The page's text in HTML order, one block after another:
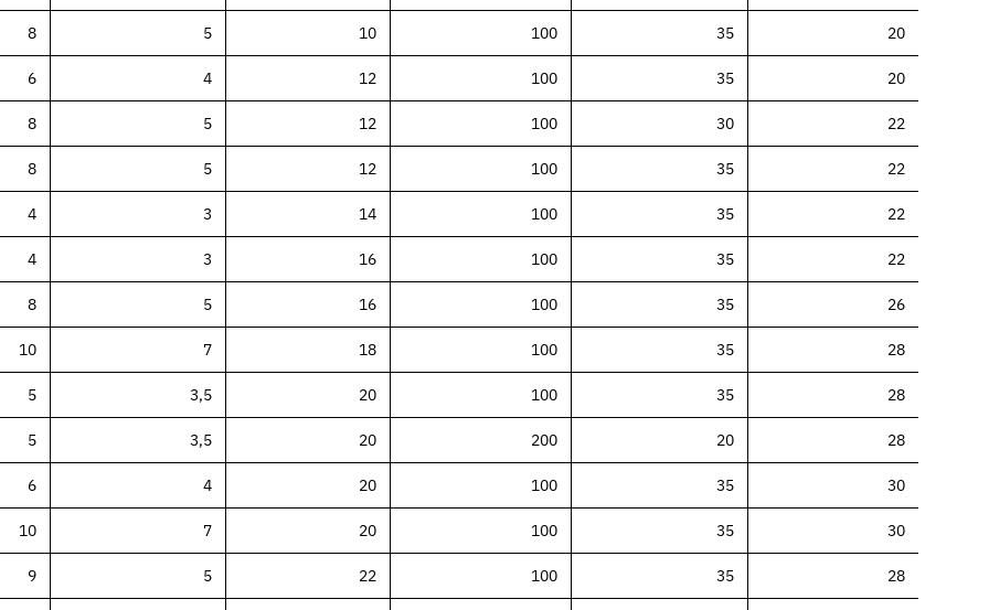
8 5 10 100 35 20
6 4 12 100 35 20
8 5 12 100 30 22
8 5 12 100 35 22
4 3 14 100 35 22
4 3 16 100 35 22
8 5 16 100 35 26
10 7 18 100 35 28
5 3,5 20 100 35 28
5 3,5 20 200 20 28
6 4 20 100 35 30
10 7 20 100 35 30
9 5 22 100 35 28